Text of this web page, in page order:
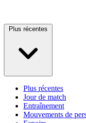
Plus récentes
Plus récentes
Jour de match
Entraînement
Mouvements de